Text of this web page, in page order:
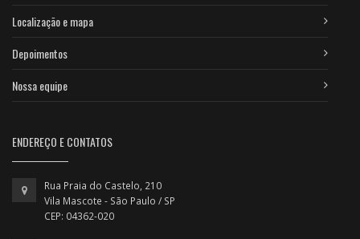
Localização e mapa
Depoimentos
Nossa equipe
ENDEREÇO E CONTATOS
Rua Praia do Castelo, 210
Vila Mascote - São Paulo / SP
CEP: 04362-020